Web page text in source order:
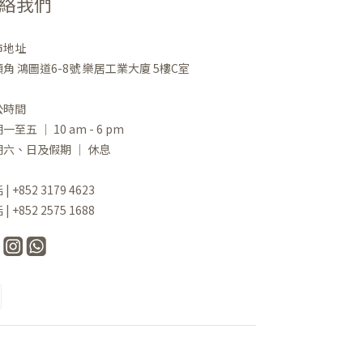
地址
角 鴻圖道6-8號 樂居工業大廈 5樓C室
時間
一至五 ｜ 10 am - 6 pm
、日及假期 ｜ 休息
| +852 3179 4623
| +852 2575 1688